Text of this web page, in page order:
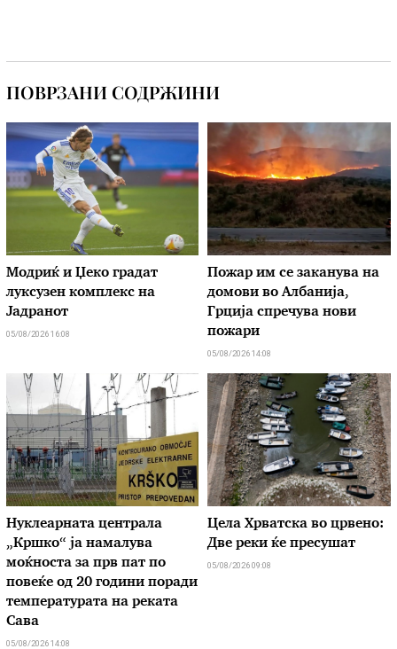
ПОВРЗАНИ СОДРЖИНИ
Модриќ и Џеко градат
луксузен комплекс на
Јадранот
05/08/2026 16:08
Пожар им се заканува на
домови во Албанија,
Грција спречува нови
пожари
05/08/2026 14:08
Нуклеарната централа
„Кршко“ ја намалува
моќноста за прв пат по
повеќе од 20 години поради
температурата на реката
Сава
05/08/2026 14:08
Цела Хрватска во црвено:
Две реки ќе пресушат
05/08/2026 09:08